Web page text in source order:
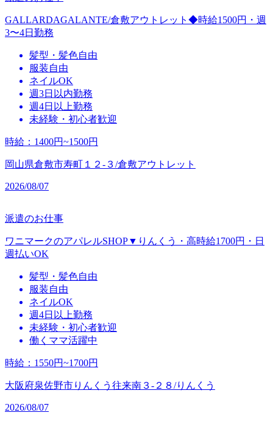
GALLARDAGALANTE/倉敷アウトレット◆時給1500円・週
3〜4日勤務
髪型・髪色自由
服装自由
ネイルOK
週3日以内勤務
週4日以上勤務
未経験・初心者歓迎
時給 ： 1400円~1500円
岡山県倉敷市寿町１２‐３/倉敷アウトレット
2026/08/07
派遣のお仕事
ワニマークのアパレルSHOP▼りんくう・高時給1700円・日
週払いOK
髪型・髪色自由
服装自由
ネイルOK
週4日以上勤務
未経験・初心者歓迎
働くママ活躍中
時給 ： 1550円~1700円
大阪府泉佐野市りんくう往来南３‐２８/りんくう
2026/08/07